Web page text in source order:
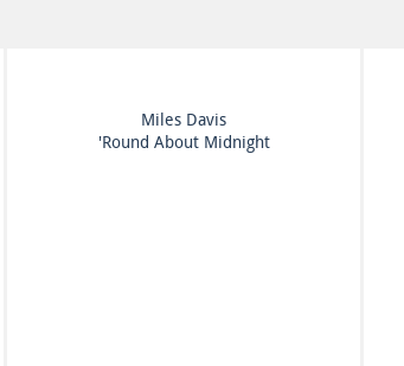
Miles Davis
'Round About Midnight